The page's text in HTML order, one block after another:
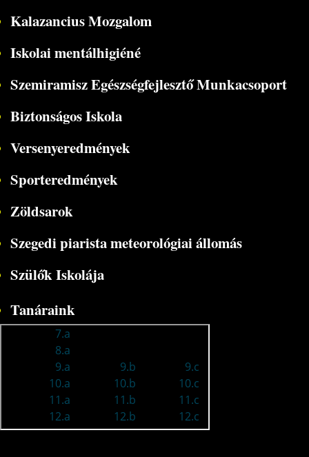
Kalazancius Mozgalom
Iskolai mentálhigiéné
Szemiramisz Egészségfejlesztő Munkacsoport
Biztonságos Iskola
Versenyeredmények
Sporteredmények
Zöldsarok
Szegedi piarista meteorológiai állomás
Szülők Iskolája
Tanáraink